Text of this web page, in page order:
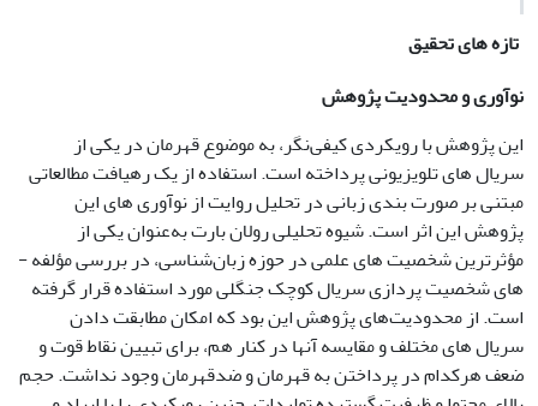
تازه های تحقیق
نوآوری و محدودیت پژوهش
این پژوهش با رویکردی کیفی‌نگر، به موضوع قهرمان در یکی از
سریال ­های تلویزیونی پرداخته است. استفاده از یک رهیافت مطالعاتی
مبتنی بر صورت ­بندی زبانی در تحلیل روایت از نوآوری­ های این
پژوهش این اثر است. شیوه تحلیلی رولان بارت به‌عنوان یکی از
مؤثرترین شخصیت­ های علمی در حوزه زبان‌شناسی، در بررسی مؤلفه ­
های شخصیت ­پردازی سریال کوچک جنگلی مورد استفاده قرار گرفته
است. از محدودیت‌های پژوهش این بود که امکان مطابقت دادن
سریال­ های مختلف و مقایسه آنها در کنار هم، برای تبیین نقاط قوت و
ضعف هرکدام در پرداختن به قهرمان و ضدقهرمان وجود نداشت. حجم